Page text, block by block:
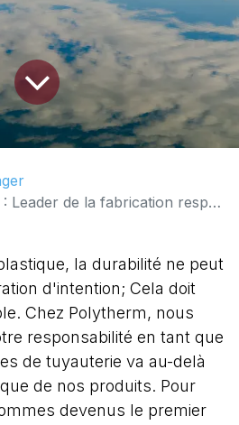
la fabrication responsable de tuyaux en Europe
la durabilité ne peut
d'intention; Cela doit
Chez Polytherm, nous
responsabilité en tant que
de tuyauterie va au-delà
de nos produits. Pour
devenus le premier